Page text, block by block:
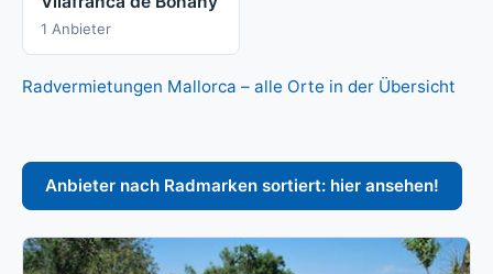
1 Anbieter
Radvermietungen Mallorca – alle Orte in der Übersicht
Anbieter nach Radmarken sortiert: hier ansehen!